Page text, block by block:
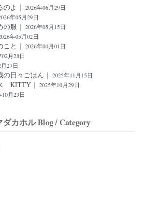
よ｜ 2026年06月29日
年05月29日
服｜ 2026年05月15日
年05月02日
と｜ 2026年04月01日
02月28日
27日
の日々ごはん｜ 2025年11月15日
KITTY｜ 2025年10月29日
10月23日
カホル Blog / Category